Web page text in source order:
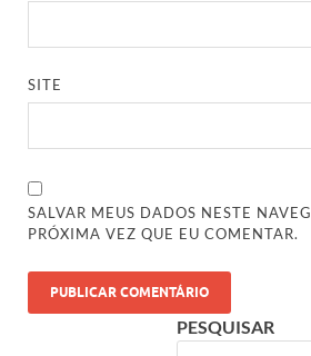
SITE
SALVAR MEUS DADOS NESTE
PRÓXIMA VEZ QUE EU COMENTAR.
PESQUISAR